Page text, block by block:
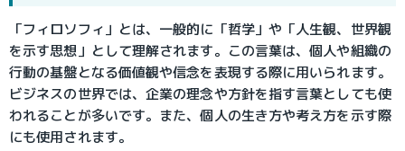
「フィロソフィ」とは、一般的に「哲学」や「人生観、世界観
を示す思想」として理解されます。この言葉は、個人や組織の
行動の基盤となる価値観や信念を表現する際に用いられます。
ビジネスの世界では、企業の理念や方針を指す言葉としても使
われることが多いです。また、個人の生き方や考え方を示す際
にも使用されます。